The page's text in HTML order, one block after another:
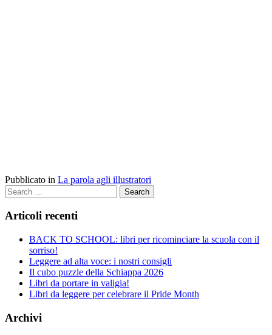
Pubblicato in La parola agli illustratori
Search
Articoli recenti
BACK TO SCHOOL: libri per ricominciare la scuola con il
sorriso!
Leggere ad alta voce: i nostri consigli
Il cubo puzzle della Schiappa 2026
Libri da portare in valigia!
Libri da leggere per celebrare il Pride Month
Archivi